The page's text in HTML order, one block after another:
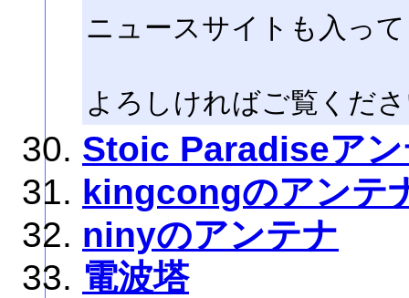
ニュースサイトも入っ
よろしければご覧くだ
Stoic Paradiseア
kingcongのアンテ
ninyのアンテナ
電波塔